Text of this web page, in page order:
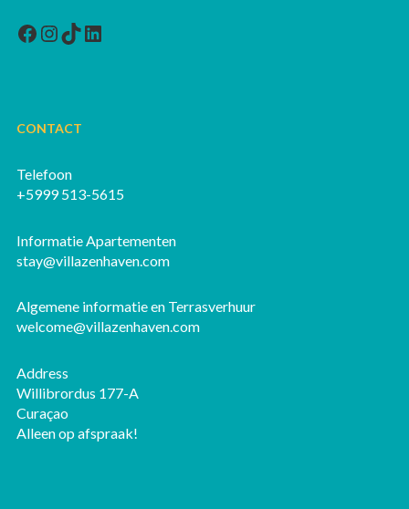
Facebook
Instagram
TikTok
LinkedIn
CONTACT
Telefoon
+5999 513-5615
Informatie Apartementen
stay@villazenhaven.com
Algemene informatie en Terrasverhuur
welcome@villazenhaven.com
Address
Willibrordus 177-A
Curaçao
Alleen op afspraak!